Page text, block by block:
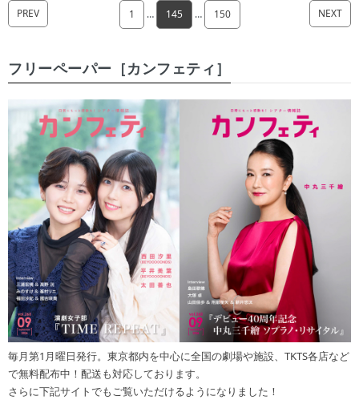
PREV 1 … 145 … 150 NEXT
フリーペーパー［カンフェティ］
毎月第1月曜日発行。東京都内を中心に全国の劇場や施設、TKTS各店など
で無料配布中！配送も対応しております。
さらに下記サイトでもご覧いただけるようになりました！